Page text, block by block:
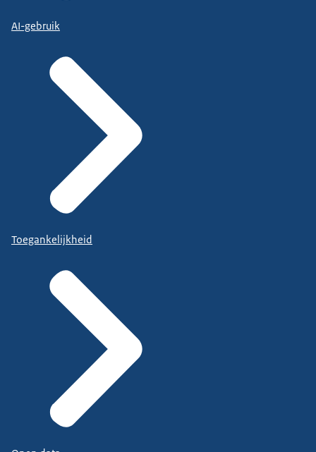
AI-gebruik
Toegankelijkheid